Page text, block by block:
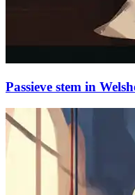
Passieve stem in